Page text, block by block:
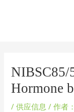
NIBSC85/
Hormone
/供应信息 / 作者：